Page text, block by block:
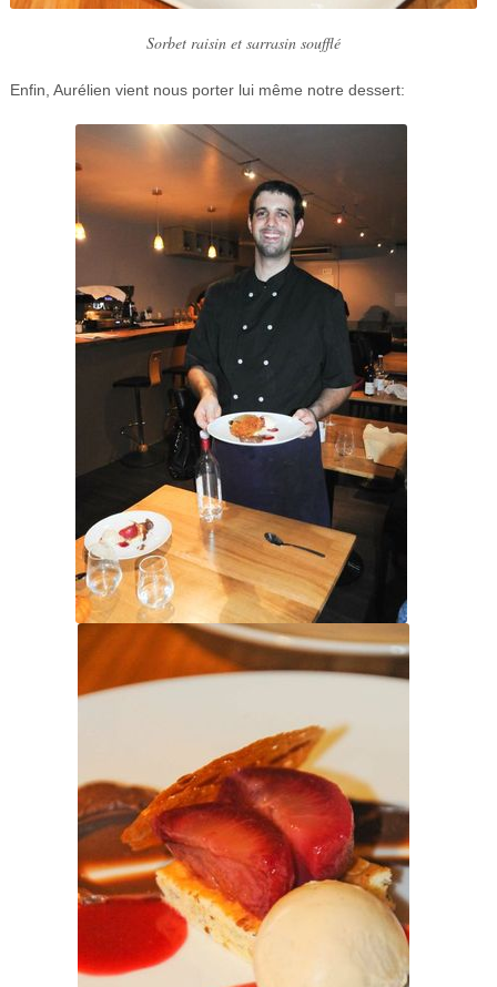
Sorbet raisin et sarrasin soufflé
Enfin, Aurélien vient nous porter lui même notre dessert: